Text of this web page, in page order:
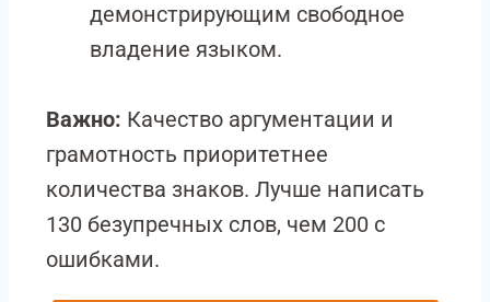
демонстрирующим свободное
владение языком.
Важно: Качество аргументации и
грамотность приоритетнее
количества знаков. Лучше написать
130 безупречных слов, чем 200 с
ошибками.